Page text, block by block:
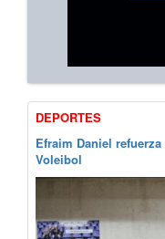
DEPORTES
Efraim Daniel
Voleibol